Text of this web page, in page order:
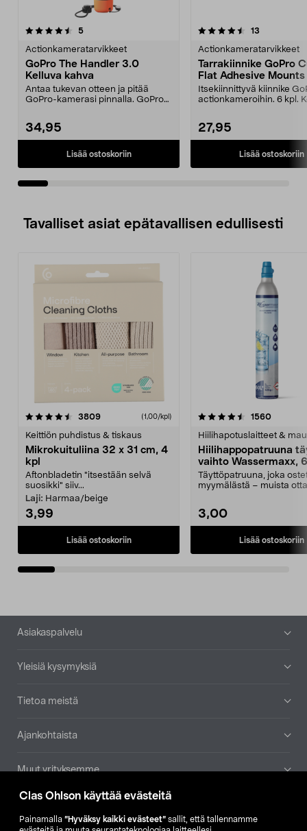
Clas Ohlson käyttää evästeitä
Painamalla ”Hyväksy kaikki evästeet” sallit, että tallennamme
5arvostelut
Actionkameratarvikkeet
GoPro The Handler 3.0
Kelluva kahva
Antaa tukevan otteen ja pitää
GoPro-kamerasi pinnalla. GoPro
34,95
Lisää ostoskoriin
4.5viidestä
13
Actionkameratarvikkeet
Tarrakiinnike GoPro
Flat Adhesive Mounts
Itsekiinnittyvä kiinnike
actionkameroihin. 6 kpl.
27,95
Lisää ostoskoriin
4.5viidestä
Tavalliset asiat epätavallisen edullisesti
3809arvostelut (1,00/kpl)
Keittiön puhdistus & tiskaus
Mikrokuituliina 32 x 31 cm, 4
kpl
Aftonbladetin "itsestään selvä
suosikki" siiv...
Laji: Harmaa/beige
3,99
Lisää ostoskoriin
4.5viidestä
1560
Hiilihapotuslaitteet &
Hiilihappopatruuna
vaihto Wassermaxx,
Täyttöpatruuna, joka
myymälästä – muista
3,00
Lisää ostoskoriin
4.5viidestä
Alatunniste
Asiakaspalvelu
Yleisiä kysymyksiä
Tietoa meistä
Ajankohtaista
Muut yrityksemme
Etsi myymälä